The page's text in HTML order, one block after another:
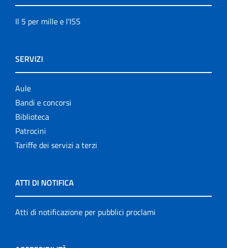
Il 5 per mille e l'ISS
SERVIZI
Aule
Bandi e concorsi
Biblioteca
Patrocini
Tariffe dei servizi a terzi
ATTI DI NOTIFICA
Atti di notificazione per pubblici proclami